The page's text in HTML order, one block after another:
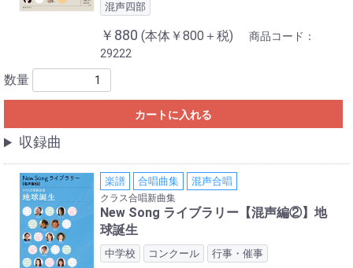
混声四部
￥880 (本体￥800＋税)
商品コード：
29222
数量
カートに入れる
収録曲
楽譜 合唱曲集 混声合唱
クラス合唱新曲集
New Song ライブラリー【混声編②】地
球誕生
中学校 コンクール 行事・催事